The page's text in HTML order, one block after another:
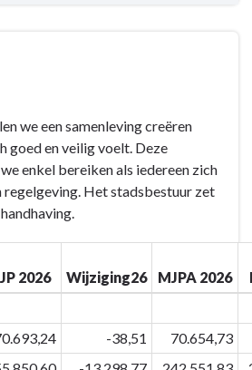
we een samenleving creëren
goed en veilig voelt. Deze
enkel bereiken als iedereen zich
regelgeving. Het stadsbestuur zet
2026 Wijziging26 MJPA 2026
-38,51
70.654,73